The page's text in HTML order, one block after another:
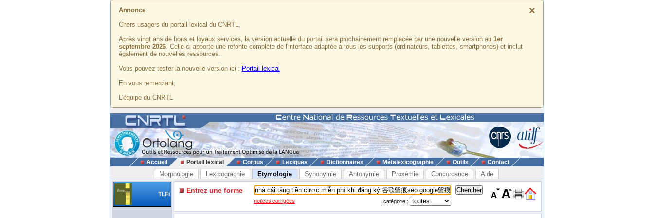
×
Annonce
Chers usagers du portail lexical du CNRTL,
Après vingt ans de bons et loyaux services, la version actuelle du portail sera prochainement remplacée par une nouvelle version au 1er
septembre 2026. Celle-ci apporte une refonte complète de l'interface adaptée à tous les supports (ordinateurs, tablettes, smartphones) et inclut
également de nouvelles ressources.
Vous pouvez tester la nouvelle version ici : Portail lexical
En vous remerciant,
L'équipe du CNRTL
Accueil Portail lexical Corpus Lexiques Dictionnaires Métalexicographie Outils Contact
Morphologie Lexicographie Etymologie Synonymie Antonymie Proxémie Concordance Aide
TLFi Entrez une forme
notices corrigées catégorie :